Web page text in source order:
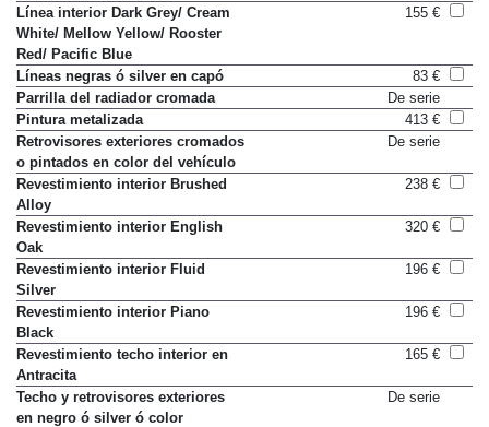
Línea interior Dark Grey/ Cream
White/ Mellow Yellow/ Rooster
Red/ Pacific Blue
155 €
Líneas negras ó silver en capó
83 €
Parrilla del radiador cromada
De serie
Pintura metalizada
413 €
Retrovisores exteriores cromados
o pintados en color del vehículo
De serie
Revestimiento interior Brushed
Alloy
238 €
Revestimiento interior English
Oak
320 €
Revestimiento interior Fluid
Silver
196 €
Revestimiento interior Piano
Black
196 €
Revestimiento techo interior en
Antracita
165 €
Techo y retrovisores exteriores
en negro ó silver ó color
De serie